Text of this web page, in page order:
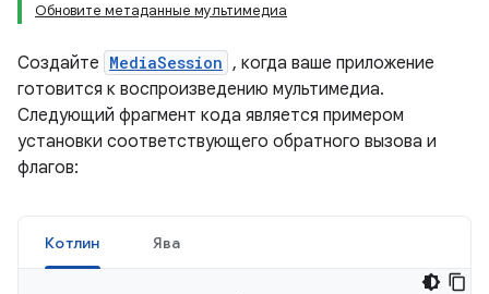
Обновите метаданные мультимедиа
Создайте MediaSession , когда ваше приложение
готовится к воспроизведению мультимедиа.
Следующий фрагмент кода является примером
установки соответствующего обратного вызова и
флагов:
Котлин Ява